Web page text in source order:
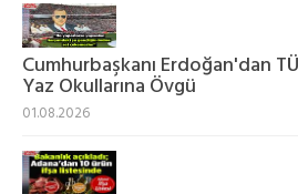
Cumhurbaşkanı Erdoğan'dan
Yaz Okullarına Övgü
01.08.2026